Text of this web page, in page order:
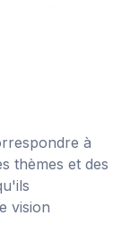
à
thèmes et des
vision